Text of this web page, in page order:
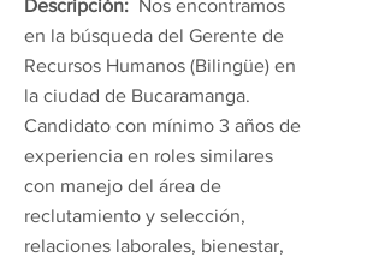
Descripción: Nos encontramos
en la búsqueda del Gerente de
Recursos Humanos (Bilingüe) en
la ciudad de Bucaramanga.
Candidato con mínimo 3 años de
experiencia en roles similares
con manejo del área de
reclutamiento y selección,
relaciones laborales, bienestar,